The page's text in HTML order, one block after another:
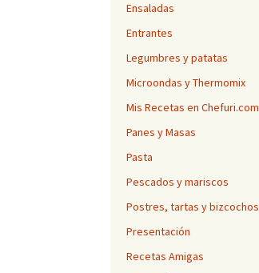
Ensaladas
Entrantes
Legumbres y patatas
Microondas y Thermomix
Mis Recetas en Chefuri.com
Panes y Masas
Pasta
Pescados y mariscos
Postres, tartas y bizcochos
Presentación
Recetas Amigas